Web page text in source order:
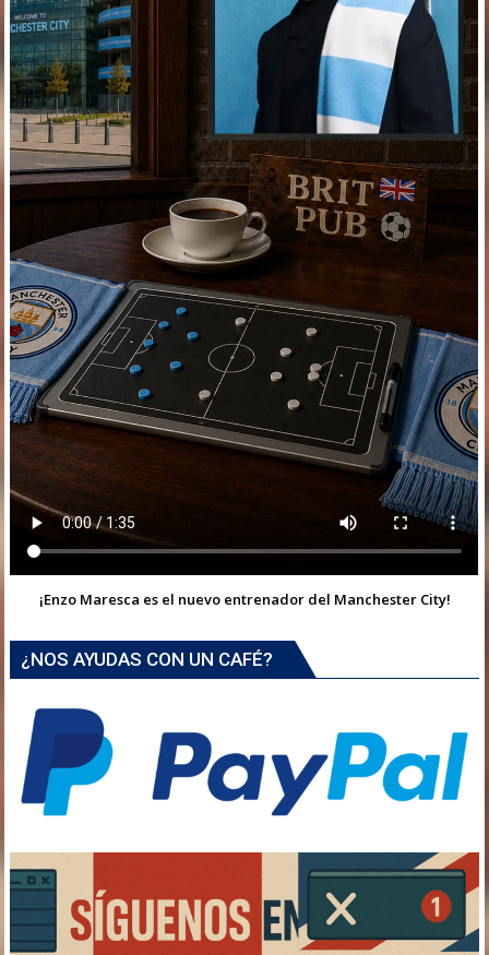
¡Enzo Maresca es el nuevo entrenador del Manchester City!
¿NOS AYUDAS CON UN CAFÉ?